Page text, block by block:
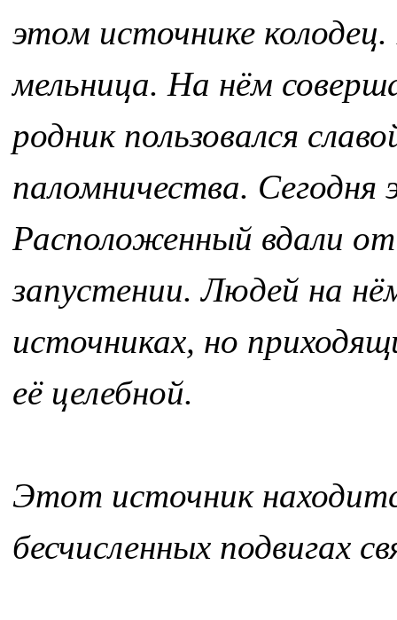
этом источнике
мельница. На нём
родник пользовался
паломничества.
Расположенный вдали
запустении. Людей на
источниках, но
её целебной.
Этот источник
бесчисленных подвигах